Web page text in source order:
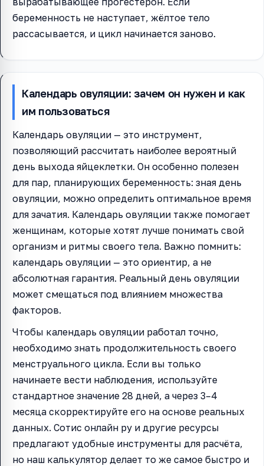
беременность не наступает, жёлтое тело
рассасывается, и цикл начинается заново.
Календарь овуляции: зачем он нужен и как
им пользоваться
Календарь овуляции — это инструмент,
позволяющий рассчитать наиболее вероятный
день выхода яйцеклетки. Он особенно полезен
для пар, планирующих беременность: зная день
овуляции, можно определить оптимальное время
для зачатия. Календарь овуляции также помогает
женщинам, которые хотят лучше понимать свой
организм и ритмы своего тела. Важно помнить:
календарь овуляции — это ориентир, а не
абсолютная гарантия. Реальный день овуляции
может смещаться под влиянием множества
факторов.
Чтобы календарь овуляции работал точно,
необходимо знать продолжительность своего
менструального цикла. Если вы только
начинаете вести наблюдения, используйте
стандартное значение 28 дней, а через 3–4
месяца скорректируйте его на основе реальных
данных. Сотис онлайн ру и другие ресурсы
предлагают удобные инструменты для расчёта,
но наш калькулятор делает то же самое быстро и